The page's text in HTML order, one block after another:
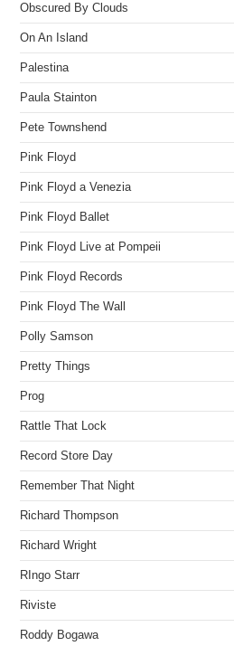
Obscured By Clouds
On An Island
Palestina
Paula Stainton
Pete Townshend
Pink Floyd
Pink Floyd a Venezia
Pink Floyd Ballet
Pink Floyd Live at Pompeii
Pink Floyd Records
Pink Floyd The Wall
Polly Samson
Pretty Things
Prog
Rattle That Lock
Record Store Day
Remember That Night
Richard Thompson
Richard Wright
RIngo Starr
Riviste
Roddy Bogawa